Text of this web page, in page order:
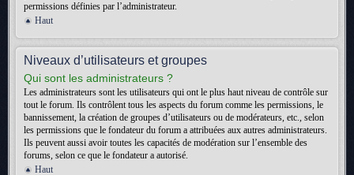
permissions définies par l’administrateur.
Haut
Niveaux d’utilisateurs et groupes
Qui sont les administrateurs ?
Les administrateurs sont les utilisateurs qui ont le plus haut niveau de contrôle sur
tout le forum. Ils contrôlent tous les aspects du forum comme les permissions, le
bannissement, la création de groupes d’utilisateurs ou de modérateurs, etc., selon
les permissions que le fondateur du forum a attribuées aux autres administrateurs.
Ils peuvent aussi avoir toutes les capacités de modération sur l’ensemble des
forums, selon ce que le fondateur a autorisé.
Haut